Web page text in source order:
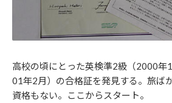
高校の頃にとった英検準2級（2000年
01年2月）の合格証を発見する。旅ば
資格もない。ここからスタート。